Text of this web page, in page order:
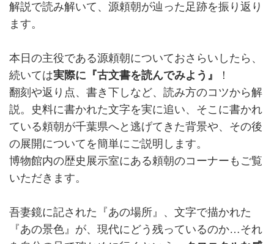
解説で読み解いて、源頼朝が辿った足跡を振り返り
ます。
本日の主役である源頼朝についておさらいしたら、
続いては実際に『古文書を読んでみよう』
！
翻刻や返り点、書き下しなど、読み方のコツから解
説。史料に書かれた文字を実に追い、そこに書かれ
ている頼朝が千葉県へと逃げてきた背景や、その後
の展開についてを簡単にご説明します。
博物館内の歴史展示室にある頼朝のコーナーもご覧
いただきます。
吾妻鏡に記された『あの場所』、文字で描かれた
『あの景色』が、現代にどう残っているのか…それ